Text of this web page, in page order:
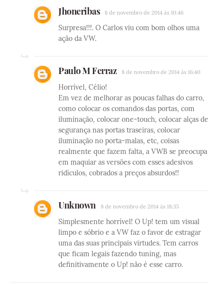
Jhoneribas 8 de novembro de 2014 às 10:46
Surpresa!!!. O Carlos viu com bom olhos uma
ação da VW.
Paulo M Ferraz 8 de novembro de 2014 às 16:40
Horrível, Célio!
Em vez de melhorar as poucas falhas do carro,
como colocar os comandos das portas, com
iluminação, colocar one-touch, colocar alças de
segurança nas portas traseiras, colocar
iluminação no porta-malas, etc, coisas
realmente que fazem falta, a VWB se preocupa
em maquiar as versões com esses adesivos
ridículos, cobrados a preços absurdos!!
Unknown 8 de novembro de 2014 às 18:35
Simplesmente horrível! O Up! tem um visual
limpo e sóbrio e a VW faz o favor de estragar
uma das suas principais virtudes. Tem carros
que ficam legais fazendo tuning, mas
definitivamente o Up! não é esse carro.